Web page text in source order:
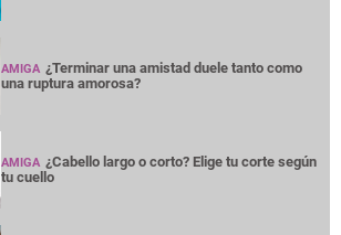
AMIGA ¿Terminar una amistad duele tanto como
una ruptura amorosa?
AMIGA ¿Cabello largo o corto? Elige tu corte según
tu cuello